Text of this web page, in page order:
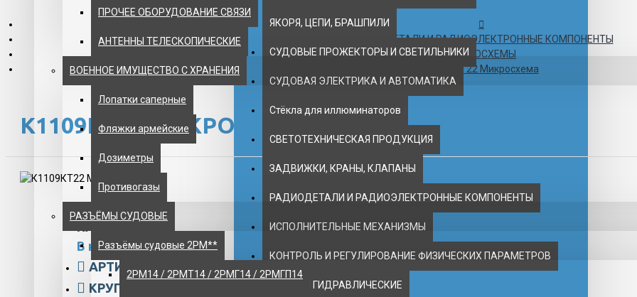
ЯКОРЯ, ЦЕПИ, БРАШПИЛИ
СУДОВЫЕ ПРОЖЕКТОРЫ И СВЕТИЛЬНИКИ
СУДОВАЯ ЭЛЕКТРИКА И АВТОМАТИКА
Стёкла для иллюминаторов
СВЕТОТЕХНИЧЕСКАЯ ПРОДУКЦИЯ
ЗАДВИЖКИ, КРАНЫ, КЛАПАНЫ
РАДИОДЕТАЛИ И РАДИОЭЛЕКТРОННЫЕ КОМПОНЕНТЫ
ИСПОЛНИТЕЛЬНЫЕ МЕХАНИЗМЫ
КОНТРОЛЬ И РЕГУЛИРОВАНИЕ ФИЗИЧЕСКИХ ПАРАМЕТРОВ
НАСОСЫ ГИДРАВЛИЧЕСКИЕ
ПРОЧЕЕ ОБОРУДОВАНИЕ СВЯЗИ
АНТЕННЫ ТЕЛЕСКОПИЧЕСКИЕ
ВОЕННОЕ ИМУЩЕСТВО С ХРАНЕНИЯ
Лопатки саперные
Фляжки армейские
Дозиметры
Противогазы
РАЗЪЁМЫ СУДОВЫЕ
Разъёмы судовые 2РМ**
2РМ14 / 2РМТ14 / 2РМГ14 / 2РМГП14
РАДИОДЕТАЛИ И РАДИОЭЛЕКТРОННЫЕ КОМПОНЕНТЫ
МИКРОСХЕМЫ
К1109КТ22 Микросхема
К1109КТ22 МИКРОСХЕМА
В наличии
АРТИКУЛ: ART/140-732
КРУПНЫЙ ОПТ: